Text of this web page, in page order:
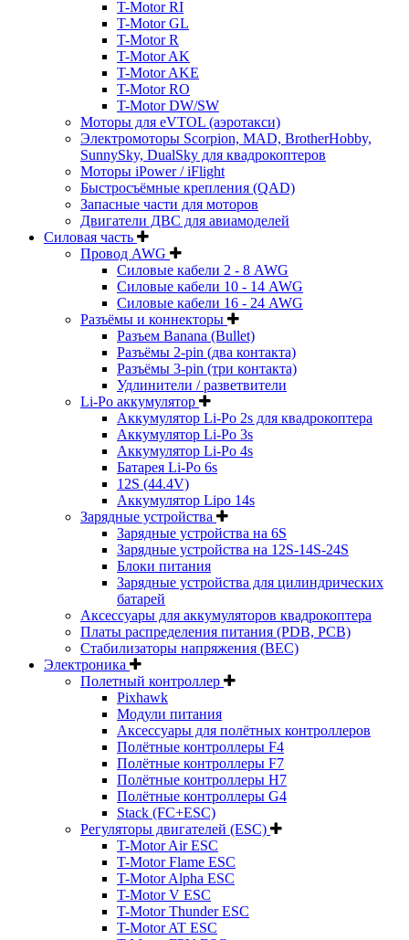
T-Motor RI
T-Motor GL
T-Motor R
T-Motor AK
T-Motor AKE
T-Motor RO
T-Motor DW/SW
Моторы для eVTOL (аэротакси)
Электромоторы Scorpion, MAD, BrotherHobby,
SunnySky, DualSky для квадрокоптеров
Моторы iPower / iFlight
Быстросъёмные крепления (QAD)
Запасные части для моторов
Двигатели ДВС для авиамоделей
Силовая часть
Провод AWG
Силовые кабели 2 - 8 AWG
Силовые кабели 10 - 14 AWG
Силовые кабели 16 - 24 AWG
Разъёмы и коннекторы
Разъем Banana (Bullet)
Разъёмы 2-pin (два контакта)
Разъёмы 3-pin (три контакта)
Удлинители / разветвители
Li-Po аккумулятор
Аккумулятор Li-Po 2s для квадрокоптера
Аккумулятор Li-Po 3s
Аккумулятор Li-Po 4s
Батарея Li-Po 6s
12S (44.4V)
Аккумулятор Lipo 14s
Зарядные устройства
Зарядные устройства на 6S
Зарядные устройства на 12S-14S-24S
Блоки питания
Зарядные устройства для цилиндрических
батарей
Аксессуары для аккумуляторов квадрокоптера
Платы распределения питания (PDB, PCB)
Стабилизаторы напряжения (BEC)
Электроника
Полетный контроллер
Pixhawk
Модули питания
Аксессуары для полётных контроллеров
Полётные контроллеры F4
Полётные контроллеры F7
Полётные контроллеры H7
Полётные контроллеры G4
Stack (FC+ESC)
Регуляторы двигателей (ESC)
T-Motor Air ESC
T-Motor Flame ESC
T-Motor Alpha ESC
T-Motor V ESC
T-Motor Thunder ESC
T-Motor AT ESC